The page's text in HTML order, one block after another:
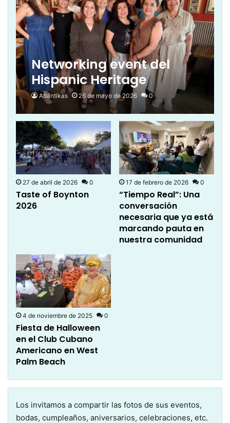
Networking event del
Hispanic Heritage
Chamber of Commerce
Atlántikas 26 de mayo de 2026 0
27 de abril de 2026 0
Taste of Boynton
2026
17 de febrero de 2026 0
“Tiempo Real”: Una
conversación
necesaria que ya está
marcando pauta en
nuestra comunidad
4 de noviembre de 2025 0
Fiesta de Halloween
en el Club Cubano
Americano en West
Palm Beach
Los invitamos a compartir las fotos de sus eventos,
bodas, cumpleaños, aniversarios, celebraciones, etc.